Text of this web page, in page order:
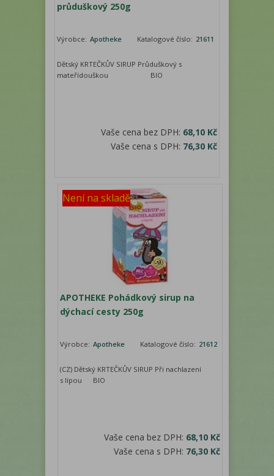
průduškový 250g
Výrobce: Apotheke Katalogové číslo: 21611
Dětský KRTEČKŮV SIRUP Průduškový s
mateřídouškou BIO
Vaše cena bez DPH: 68,10 Kč
Vaše cena s DPH: 76,30 Kč
Není na skladě
APOTHEKE Pohádkový sirup na
dýchací cesty 250g
Výrobce: Apotheke Katalogové číslo: 21612
(CZ) Dětský KRTEČKŮV SIRUP Při nachlazení
s lípou BIO
Vaše cena bez DPH: 68,10 Kč
Vaše cena s DPH: 76,30 Kč